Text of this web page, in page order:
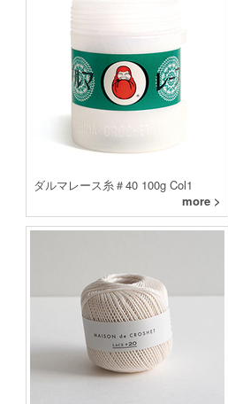
ダルマレース糸＃40 100g Col1
more >